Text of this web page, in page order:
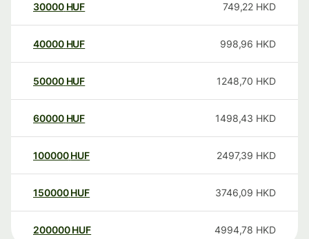
30000 HUF 749,22 HKD
40000 HUF 998,96 HKD
50000 HUF 1248,70 HKD
60000 HUF 1498,43 HKD
100000 HUF 2497,39 HKD
150000 HUF 3746,09 HKD
200000 HUF 4994,78 HKD